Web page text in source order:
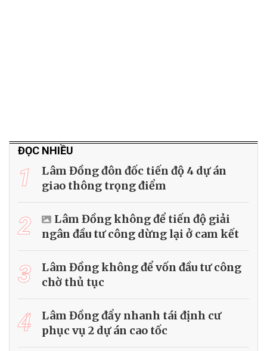
ĐỌC NHIỀU
1
Lâm Đồng đôn đốc tiến độ 4 dự án
giao thông trọng điểm
2
Lâm Đồng không để tiến độ giải
ngân đầu tư công dừng lại ở cam kết
3
Lâm Đồng không để vốn đầu tư công
chờ thủ tục
4
Lâm Đồng đẩy nhanh tái định cư
phục vụ 2 dự án cao tốc